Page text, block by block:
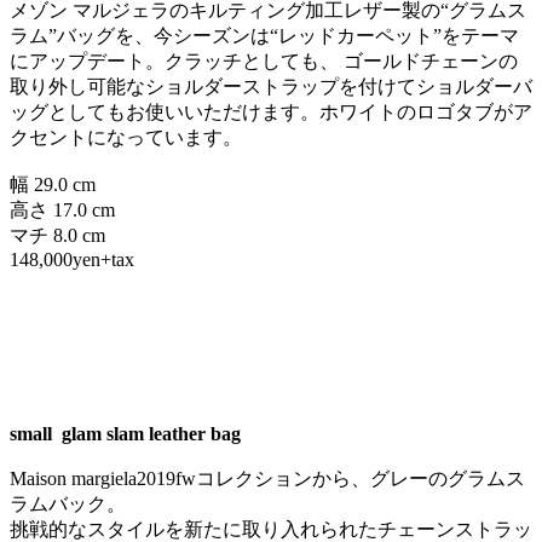
メゾン マルジェラのキルティング加工レザー製の“グラムス
ラム”バッグを、今シーズンは“レッドカーペット”をテーマ
にアップデート。クラッチとしても、 ゴールドチェーンの
取り外し可能なショルダーストラップを付けてショルダーバ
ッグとしてもお使いいただけます。ホワイトのロゴタブがア
クセントになっています。
幅 29.0 cm
高さ 17.0 cm
マチ 8.0 cm
148,000yen+tax
small glam slam leather bag
Maison margiela2019fwコレクションから、グレーのグラムス
ラムバック。
挑戦的なスタイルを新たに取り入れられたチェーンストラッ